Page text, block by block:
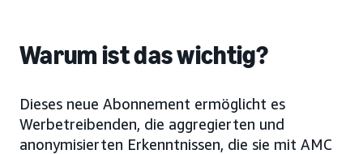
Warum ist das wichtig?
Dieses neue Abonnement ermöglicht es
Werbetreibenden, die aggregierten und
anonymisierten Erkenntnissen, die sie mit AMC